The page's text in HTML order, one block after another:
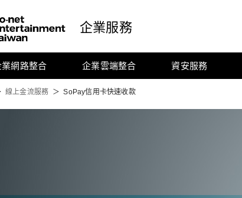
net首頁企業服務
業網路整合 企業雲端整合 資安服務
線上金流服務 SoPay信用卡快速收款
用卡快速收款 - 線上金流服務